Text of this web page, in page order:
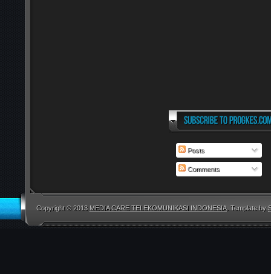
Posts
Comments
Copyright © 2013 MEDIA CARE TELEKOMUNIKASI INDONESIA. Template by